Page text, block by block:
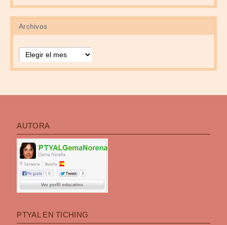
Archivos
Archivos
AUTORA
PTYAL EN TICHING